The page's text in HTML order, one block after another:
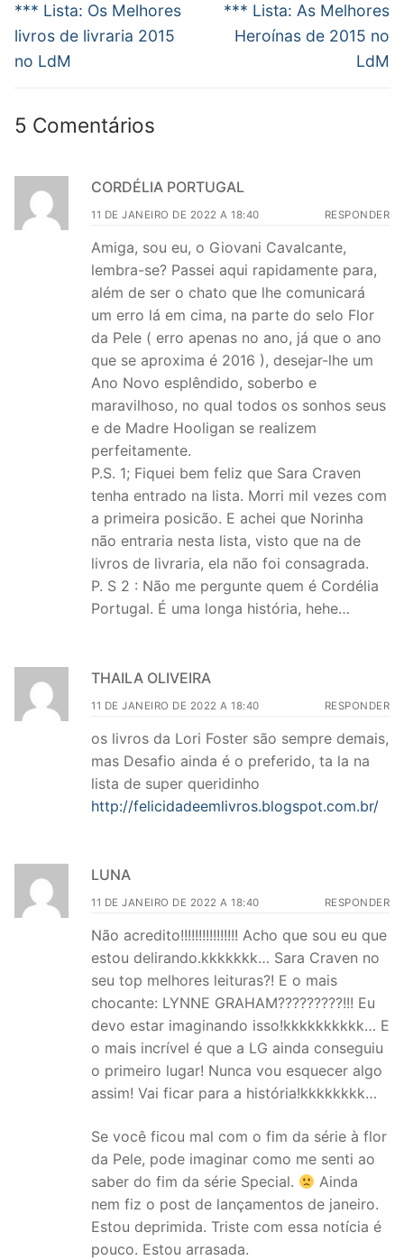
de
Post
Post
anterior:
*** Lista: Os Melhores
livros de livraria 2015
no LdM
Próximo
post:
*** Lista: As Melhores
Heroínas de 2015 no
LdM
5 Comentários
CORDÉLIA PORTUGAL
11 DE JANEIRO DE 2022 A 18:40 RESPONDER
Amiga, sou eu, o Giovani Cavalcante,
lembra-se? Passei aqui rapidamente para,
além de ser o chato que lhe comunicará
um erro lá em cima, na parte do selo Flor
da Pele ( erro apenas no ano, já que o ano
que se aproxima é 2016 ), desejar-lhe um
Ano Novo esplêndido, soberbo e
maravilhoso, no qual todos os sonhos seus
e de Madre Hooligan se realizem
perfeitamente.
P.S. 1; Fiquei bem feliz que Sara Craven
tenha entrado na lista. Morri mil vezes com
a primeira posicão. E achei que Norinha
não entraria nesta lista, visto que na de
livros de livraria, ela não foi consagrada.
P. S 2 : Não me pergunte quem é Cordélia
Portugal. É uma longa história, hehe…
THAILA OLIVEIRA
11 DE JANEIRO DE 2022 A 18:40 RESPONDER
os livros da Lori Foster são sempre demais,
mas Desafio ainda é o preferido, ta la na
lista de super queridinho
http://felicidadeemlivros.blogspot.com.br/
LUNA
11 DE JANEIRO DE 2022 A 18:40 RESPONDER
Não acredito!!!!!!!!!!!!!!!! Acho que sou eu que
estou delirando.kkkkkkk… Sara Craven no
seu top melhores leituras?! E o mais
chocante: LYNNE GRAHAM?????????!!! Eu
devo estar imaginando isso!kkkkkkkkkk… E
o mais incrível é que a LG ainda conseguiu
o primeiro lugar! Nunca vou esquecer algo
assim! Vai ficar para a história!kkkkkkkk…
Se você ficou mal com o fim da série à flor
da Pele, pode imaginar como me senti ao
saber do fim da série Special.
Ainda
nem fiz o post de lançamentos de janeiro.
Estou deprimida. Triste com essa notícia é
pouco. Estou arrasada.